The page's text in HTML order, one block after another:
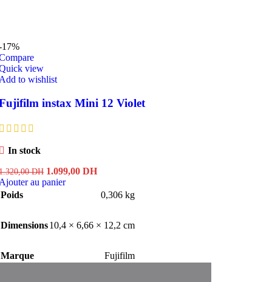
17%
view
to wishlist
instax Mini 12 Violet
In stock
DH Le
prix
1.099,00 DHLe
actuel
au panier
Poids
0,306 kg
Dimensions10,4 × 6,66 × 12,2 cm
Marque Fujifilm